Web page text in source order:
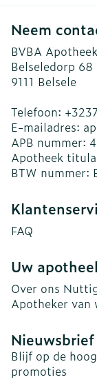
Neem
BVBA
Belseledorp 68
9111 Belsele
Telefoon:
E-mailadres:
APB nummer:
Apotheek
BTW nummer:
FAQ
Uw
Over ons
Apotheker van
Nieuwsbrief
Blijf op de
promoties